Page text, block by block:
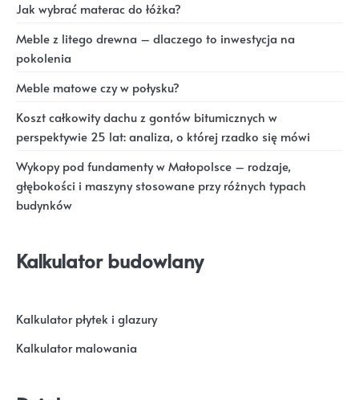
Jak wybrać materac do łóżka?
Meble z litego drewna – dlaczego to inwestycja na
pokolenia
Meble matowe czy w połysku?
Koszt całkowity dachu z gontów bitumicznych w
perspektywie 25 lat: analiza, o której rzadko się mówi
Wykopy pod fundamenty w Małopolsce – rodzaje,
głębokości i maszyny stosowane przy różnych typach
budynków
Kalkulator budowlany
Kalkulator płytek i glazury
Kalkulator malowania